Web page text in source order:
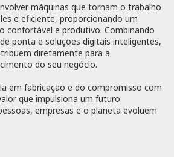
máquinas que tornam o trabalho
e eficiente, proporcionando um
confortável e produtivo. Combinando
ponta e soluções digitais inteligentes,
diretamente para a
do seu negócio.
em fabricação e do compromisso com
que impulsiona um futuro
empresas e o planeta evoluem